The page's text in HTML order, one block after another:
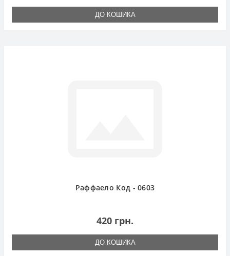
ДО КОШИКА
Раффаело Код - 0603
420 грн.
ДО КОШИКА